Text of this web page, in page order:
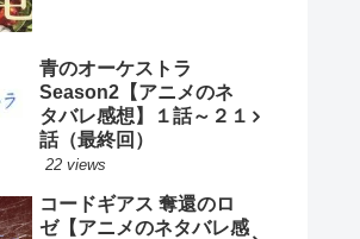
青のオーケストラ
Season2【アニメのネ
タバレ感想】１話～２１
話（最終回）
22 views
コードギアス 奪還のロ
ゼ【アニメのネタバレ感